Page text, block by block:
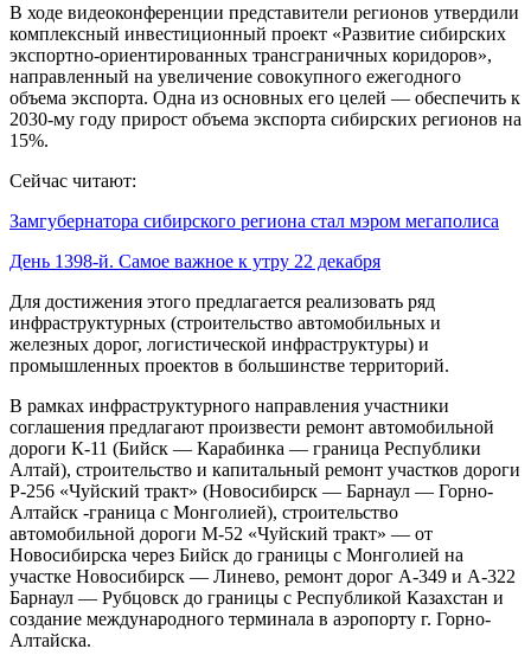
В ходе видеоконференции представители регионов утвердили
комплексный инвестиционный проект «Развитие сибирских
экспортно-ориентированных трансграничных коридоров»,
направленный на увеличение совокупного ежегодного
объема экспорта. Одна из основных его целей — обеспечить к
2030-му году прирост объема экспорта сибирских регионов на
15%.
Сейчас читают:
Замгубернатора сибирского региона стал мэром мегаполиса
День 1398-й. Самое важное к утру 22 декабря
Для достижения этого предлагается реализовать ряд
инфраструктурных (строительство автомобильных и
железных дорог, логистической инфраструктуры) и
промышленных проектов в большинстве территорий.
В рамках инфраструктурного направления участники
соглашения предлагают произвести ремонт автомобильной
дороги К-11 (Бийск — Карабинка — граница Республики
Алтай), строительство и капитальный ремонт участков дороги
Р-256 «Чуйский тракт» (Новосибирск — Барнаул — Горно-
Алтайск -граница с Монголией), строительство
автомобильной дороги М-52 «Чуйский тракт» — от
Новосибирска через Бийск до границы с Монголией на
участке Новосибирск — Линево, ремонт дорог А-349 и А-322
Барнаул — Рубцовск до границы с Республикой Казахстан и
создание международного терминала в аэропорту г. Горно-
Алтайска.